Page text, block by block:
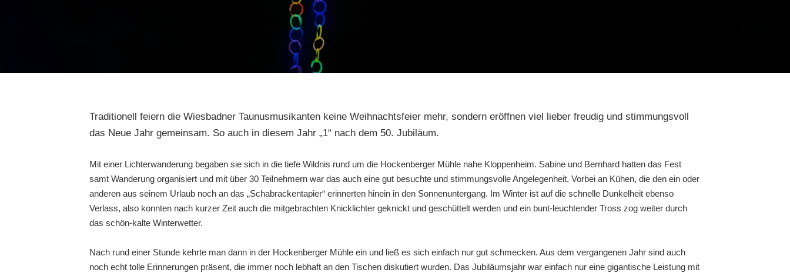
Traditionell feiern die Wiesbadner Taunusmusikanten keine Weihnachtsfeier mehr, sondern eröffnen viel lieber freudig und stimmungsvoll
das Neue Jahr gemeinsam. So auch in diesem Jahr „1“ nach dem 50. Jubiläum.
Mit einer Lichterwanderung begaben sie sich in die tiefe Wildnis rund um die Hockenberger Mühle nahe Kloppenheim. Sabine und Bernhard hatten das Fest
samt Wanderung organisiert und mit über 30 Teilnehmern war das auch eine gut besuchte und stimmungsvolle Angelegenheit. Vorbei an Kühen, die den ein oder
anderen aus seinem Urlaub noch an das „Schabrackentapier“ erinnerten hinein in den Sonnenuntergang. Im Winter ist auf die schnelle Dunkelheit ebenso
Verlass, also konnten nach kurzer Zeit auch die mitgebrachten Knicklichter geknickt und geschüttelt werden und ein bunt-leuchtender Tross zog weiter durch
das schön-kalte Winterwetter.
Nach rund einer Stunde kehrte man dann in der Hockenberger Mühle ein und ließ es sich einfach nur gut schmecken. Aus dem vergangenen Jahr sind auch
noch echt tolle Erinnerungen präsent, die immer noch lebhaft an den Tischen diskutiert wurden. Das Jubiläumsjahr war einfach nur eine gigantische Leistung mit